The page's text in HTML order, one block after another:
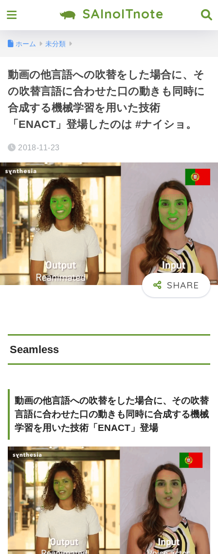
SAInoITnote
ホーム 未分類
動画の他言語への吹替をした場合に、そ
の吹替言語に合わせた口の動きも同時に
合成する機械学習を用いた技術
「ENACT」登場したのは #ナイショ。
2018-11-23
Seamless
動画の他言語への吹替をした場合に、その吹替
言語に合わせた口の動きも同時に合成する機械
学習を用いた技術「ENACT」登場